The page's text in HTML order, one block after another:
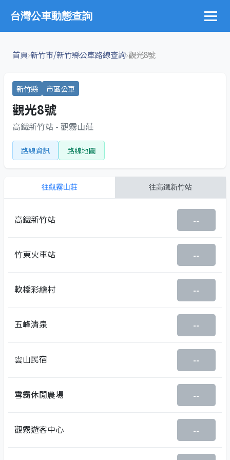
台灣公車動態查詢
首頁›新竹市/新竹縣公車路線查詢›觀光8號
新竹縣 市區公車
觀光8號
高鐵新竹站 - 觀霧山莊
路線資訊 路線地圖
往觀霧山莊 往高鐵新竹站
高鐵新竹站 --
竹東火車站 --
軟橋彩繪村 --
五峰清泉 --
雲山民宿 --
雪霸休閒農場 --
觀霧遊客中心 --